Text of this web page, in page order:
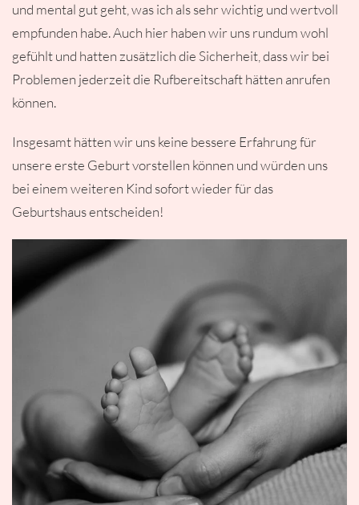
und mental gut geht, was ich als sehr wichtig und wertvoll
empfunden habe. Auch hier haben wir uns rundum wohl
gefühlt und hatten zusätzlich die Sicherheit, dass wir bei
Problemen jederzeit die Rufbereitschaft hätten anrufen
können.
Insgesamt hätten wir uns keine bessere Erfahrung für
unsere erste Geburt vorstellen können und würden uns
bei einem weiteren Kind sofort wieder für das
Geburtshaus entscheiden!